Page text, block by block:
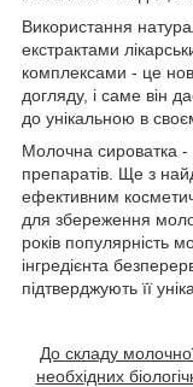
Використання
екстрактами
комплексами - це
догляду, і саме він
до унікальною в
Молочна сироватка
препаратів. Ще з
ефективним
для збереження
років популярність
інгредієнта
підтверджують її
До складу
необхідних